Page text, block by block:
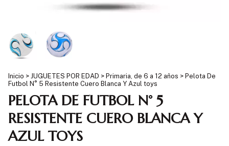
Inicio > JUGUETES POR EDAD > Primaria, de 6 a 12 años > Pelota De
Futbol N° 5 Resistente Cuero Blanca Y Azul toys
PELOTA DE FUTBOL N° 5
RESISTENTE CUERO BLANCA Y
AZUL TOYS